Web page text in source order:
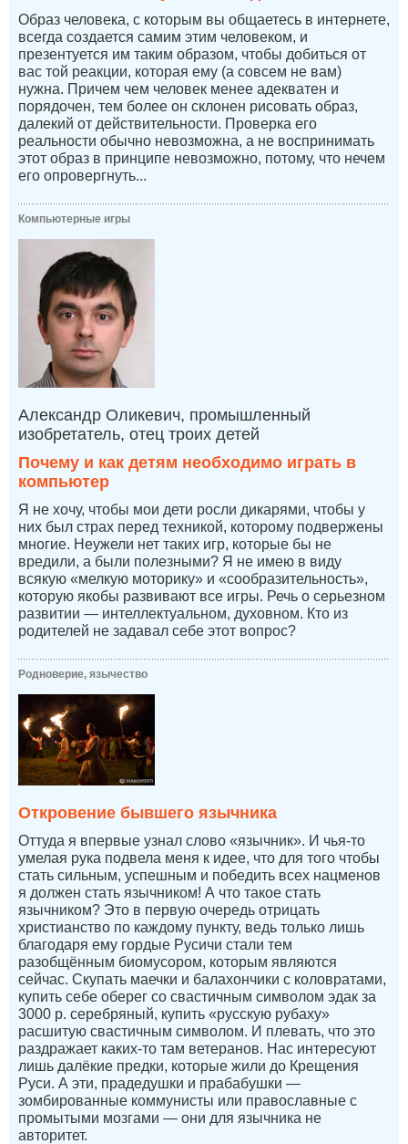
Образ человека, с которым вы общаетесь в интернете,
всегда создается самим этим человеком, и
презентуется им таким образом, чтобы добиться от
вас той реакции, которая ему (а совсем не вам)
нужна. Причем чем человек менее адекватен и
порядочен, тем более он склонен рисовать образ,
далекий от действительности. Проверка его
реальности обычно невозможна, а не воспринимать
этот образ в принципе невозможно, потому, что нечем
его опровергнуть...
Компьютерные игры
Александр Оликевич, промышленный
изобретатель, отец троих детей
Почему и как детям необходимо играть в
компьютер
Я не хочу, чтобы мои дети росли дикарями, чтобы у
них был страх перед техникой, которому подвержены
многие. Неужели нет таких игр, которые бы не
вредили, а были полезными? Я не имею в виду
всякую «мелкую моторику» и «сообразительность»,
которую якобы развивают все игры. Речь о серьезном
развитии — интеллектуальном, духовном. Кто из
родителей не задавал себе этот вопрос?
Родноверие, язычество
Откровение бывшего язычника
Оттуда я впервые узнал слово «язычник». И чья-то
умелая рука подвела меня к идее, что для того чтобы
стать сильным, успешным и победить всех нацменов
я должен стать язычником! А что такое стать
язычником? Это в первую очередь отрицать
христианство по каждому пункту, ведь только лишь
благодаря ему гордые Русичи стали тем
разобщённым биомусором, которым являются
сейчас. Скупать маечки и балахончики с коловратами,
купить себе оберег со свастичным символом эдак за
3000 р. серебряный, купить «русскую рубаху»
расшитую свастичным символом. И плевать, что это
раздражает каких-то там ветеранов. Нас интересуют
лишь далёкие предки, которые жили до Крещения
Руси. А эти, прадедушки и прабабушки —
зомбированные коммунисты или православные с
промытыми мозгами — они для язычника не
авторитет.